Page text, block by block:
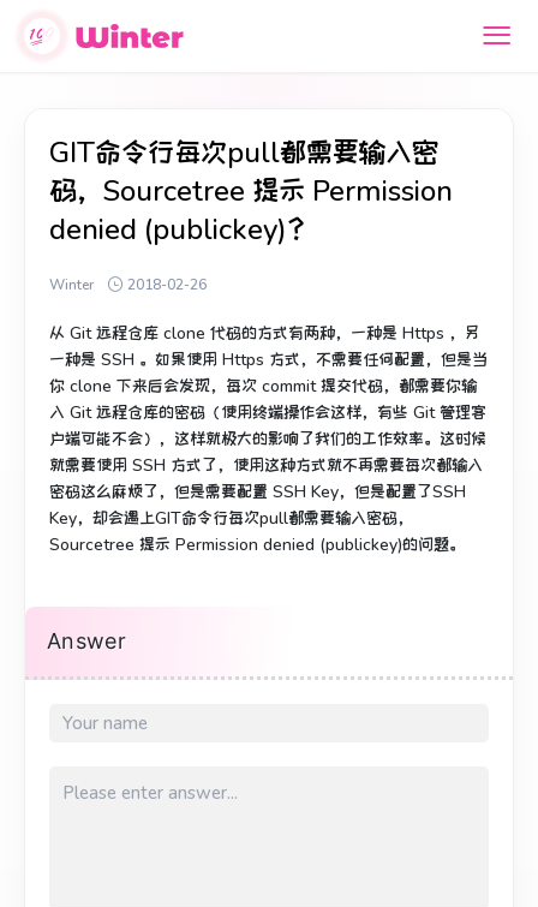
GIT命令行每次pull都需要输入密
码，Sourcetree 提示 Permission
denied (publickey)？
Winter 2018-02-26
从 Git 远程仓库 clone 代码的方式有两种，一种是 Https ，另
一种是 SSH 。如果使用 Https 方式，不需要任何配置，但是当
你 clone 下来后会发现，每次 commit 提交代码，都需要你输
入 Git 远程仓库的密码（使用终端操作会这样，有些 Git 管理客
户端可能不会），这样就极大的影响了我们的工作效率。这时候
就需要使用 SSH 方式了，使用这种方式就不再需要每次都输入
密码这么麻烦了，但是需要配置 SSH Key，但是配置了SSH
Key，却会遇上GIT命令行每次pull都需要输入密码，
Sourcetree 提示 Permission denied (publickey)的问题。
Answer